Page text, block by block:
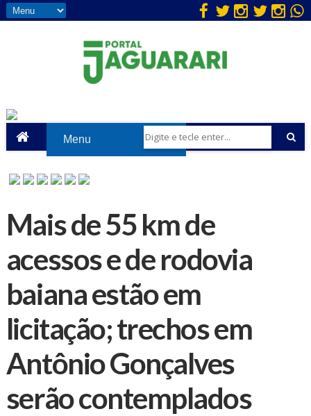
Mais de 55 km de
acessos e de rodovia
baiana estão em
licitação; trechos em
Antônio Gonçalves
serão contemplados